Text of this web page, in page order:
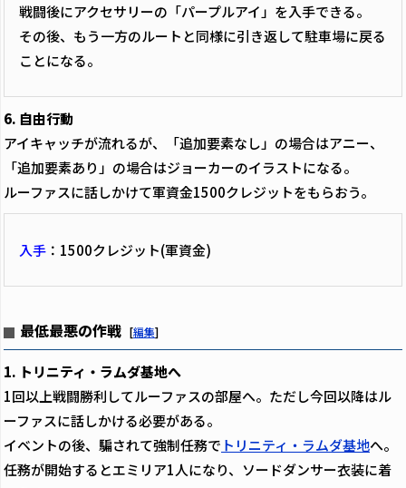
戦闘後にアクセサリーの「パープルアイ」を入手できる。
その後、もう一方のルートと同様に引き返して駐車場に戻る
ことになる。
6. 自由行動
アイキャッチが流れるが、「追加要素なし」の場合はアニー、
「追加要素あり」の場合はジョーカーのイラストになる。
ルーファスに話しかけて軍資金1500クレジットをもらおう。
入手 ：1500クレジット(軍資金)
最低最悪の作戦 [編集]
1. トリニティ・ラムダ基地へ
1回以上戦闘勝利してルーファスの部屋へ。ただし今回以降はル
ーファスに話しかける必要がある。
イベントの後、騙されて強制任務で トリニティ・ラムダ基地へ。
任務が開始するとエミリア1人になり、ソードダンサー衣装に着